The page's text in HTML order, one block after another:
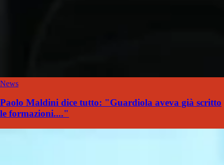
News
Paolo Maldini dice tutto: "Guardiola aveva già scritto
le formazioni...."